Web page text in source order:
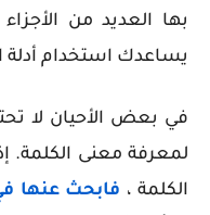
بها العديد من
يساعدك استخدام أدلة
في بعض الأحيان لا
لمعرفة معنى الكلمة.
الكلمة ، فابحث عنها